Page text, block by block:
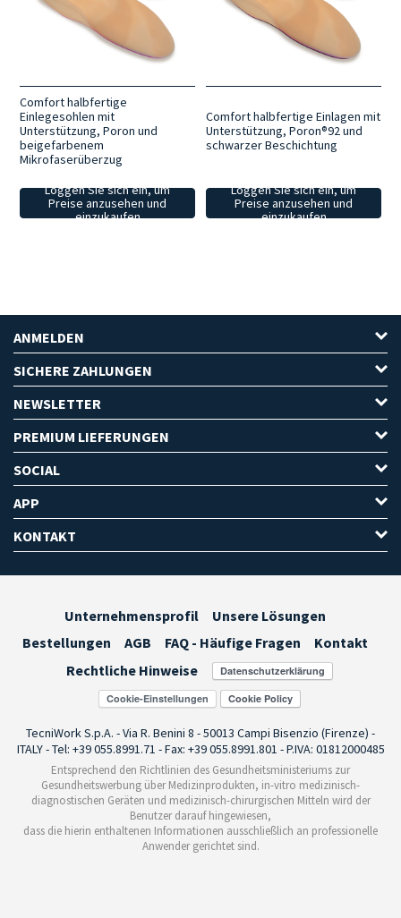
Comfort halbfertige
Einlegesohlen mit
Unterstützung, Poron und
beigefarbenem
Mikrofaserüberzug
Loggen Sie sich ein, um
Preise anzusehen und
einzukaufen
Comfort halbfertige Einlagen mit
Unterstützung, Poron®92 und
schwarzer Beschichtung
Loggen Sie sich ein, um
Preise anzusehen und
einzukaufen
ANMELDEN
SICHERE ZAHLUNGEN
NEWSLETTER
PREMIUM LIEFERUNGEN
SOCIAL
APP
KONTAKT
Unternehmensprofil
Unsere Lösungen
Bestellungen
AGB FAQ - Häufige Fragen
Kontakt
Rechtliche Hinweise
Cookie-Einstellungen
TecniWork S.p.A. - Via R. Benini 8 - 50013 Campi Bisenzio (Firenze) -
ITALY - Tel: +39 055.8991.71 - Fax: +39 055.8991.801 - P.IVA: 01812000485
Entsprechend den Richtlinien des Gesundheitsministeriums zur
Gesundheitswerbung über Medizinprodukten, in-vitro medizinisch-
diagnostischen Geräten und medizinisch-chirurgischen Mitteln wird der
Benutzer darauf hingewiesen,
dass die hierin enthaltenen Informationen ausschließlich an professionelle
Anwender gerichtet sind.